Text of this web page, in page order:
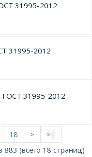
31995-2012
31995-2012
ГОСТ 31995-2012
18 >
>|
883 (всего 18 страниц)